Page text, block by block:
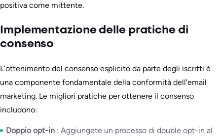
positiva come mittente.
Implementazione delle pratiche di
consenso
L’ottenimento del consenso esplicito da parte degli iscritti è
una componente fondamentale della conformità dell’email
marketing. Le migliori pratiche per ottenere il consenso
includono:
Doppio opt-in : Aggiungete un processo di double opt-in al